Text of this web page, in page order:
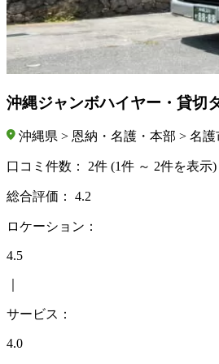
沖縄ジャンボハイヤー・貸切
沖縄県 > 恩納・名護・本部 > 名護
口コミ件数： 2件 (1件 ～ 2件を表示)
総合評価： 4.2
ロケーション：
4.5
サービス：
4.0